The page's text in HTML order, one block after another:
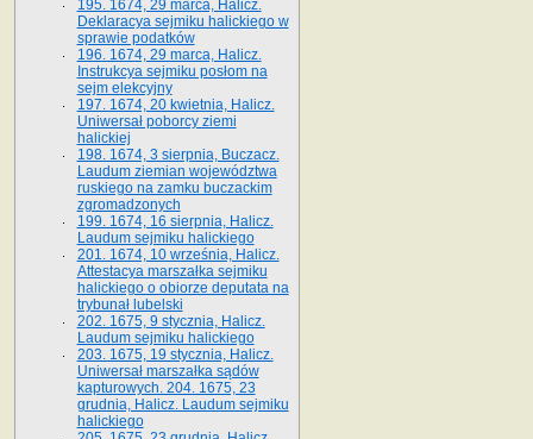
195. 1674, 29 marca, Halicz.
Deklaracya sejmiku halickiego w
sprawie podatków
196. 1674, 29 marca, Halicz.
Instrukcya sejmiku posłom na
sejm elekcyjny
197. 1674, 20 kwietnia, Halicz.
Uniwersał poborcy ziemi
halickiej
198. 1674, 3 sierpnia, Buczacz.
Laudum ziemian województwa
ruskiego na zamku buczackim
zgromadzonych
199. 1674, 16 sierpnia, Halicz.
Laudum sejmiku halickiego
201. 1674, 10 września, Halicz.
Attestacya marszałka sejmiku
halickiego o obiorze deputata na
trybunał lubelski
202. 1675, 9 stycznia, Halicz.
Laudum sejmiku halickiego
203. 1675, 19 stycznia, Halicz.
Uniwersał marszałka sądów
kapturowych. 204. 1675, 23
grudnia, Halicz. Laudum sejmiku
halickiego